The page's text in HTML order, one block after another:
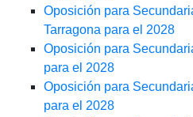
Oposición para
Tarragona para el 2028
Oposición para
para el 2028
Oposición para
para el 2028